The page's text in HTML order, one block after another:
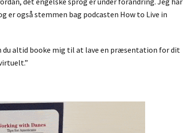
er også stemmen bag podcasten How to Live in
du altid booke mig til at lave en præsentation for dit